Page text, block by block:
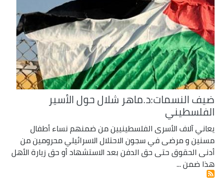
ضيف النسمات:د.ماهر شلال حول الأسير
الفلسطيني
يعاني آلاف الأسرى الفلسطينيين من ضمنهم نساء أطفال
مسنين و مرضى في سجون الاحتلال الاسرائيلي محرومين من
أدنى الحقوق حتى حق الدفن بعد الاستشهاد أو حق زيارة الأهل
هذا ضمن ...